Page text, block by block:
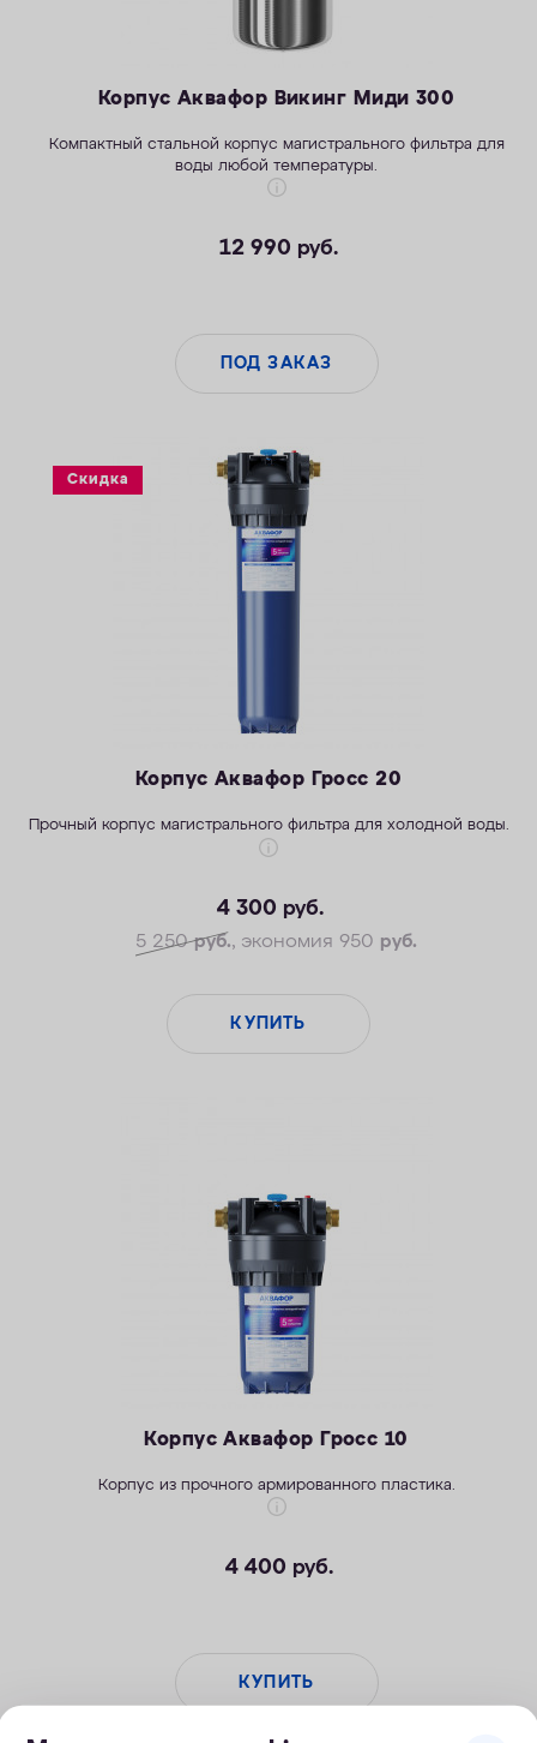
Корпус Аквафор Викинг Миди 300
Компактный стальной корпус магистрального фильтра для
воды любой температуры.
12 990 руб.
ПОД ЗАКАЗ
Скидка
Корпус Аквафор Гросс 20
Прочный корпус магистрального фильтра для холодной воды.
4 300 руб.
5 250руб., экономия 950 руб.
КУПИТЬ
Корпус Аквафор Гросс 10
Корпус из прочного армированного пластика.
4 400 руб.
КУПИТЬ